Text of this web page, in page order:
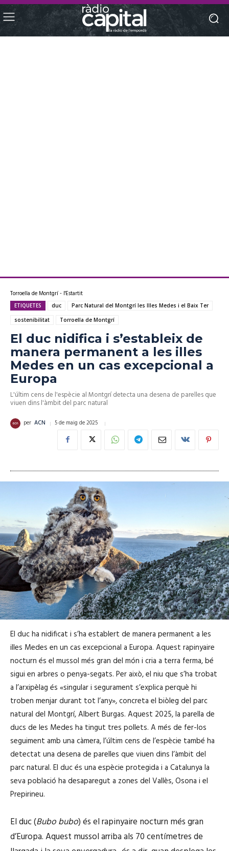
Torroella de Montgrí - l'Estartit
ETIQUETES duc
Parc Natural del Montgrí les Illes Medes i el Baix Ter
sostenibilitat
Torroella de Montgrí
El duc nidifica i s’estableix de
manera permanent a les illes
Medes en un cas excepcional a
Europa
L'últim cens de l'espècie al Montgrí detecta una desena de parelles que
viuen dins l'àmbit del parc natural
per ACN 5 de maig de 2025
El duc ha nidificat i s’ha establert de manera permanent a les
illes Medes en un cas excepcional a Europa. Aquest rapinyaire
nocturn és el mussol més gran del món i cria a terra ferma, bé
sigui en arbres o penya-segats. Per això, el niu que s’ha trobat
a l’arxipèlag és «singular i segurament s’explica perquè hi
troben menjar durant tot l’any», concreta el biòleg del parc
natural del Montgrí, Albert Burgas. Aquest 2025, la parella de
ducs de les Medes ha tingut tres pollets. A més de fer-los
seguiment amb una càmera, l’últim cens de l’espècie també ha
detectat una desena de parelles que viuen dins l’àmbit del
parc natural. El duc és una espècie protegida i a Catalunya la
seva població ha desaparegut a zones del Vallès, Osona i el
Prepirineu.
El duc (Bubo bubo) és el rapinyaire nocturn més gran
d’Europa. Aquest mussol arriba als 70 centímetres de